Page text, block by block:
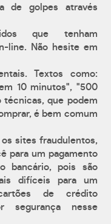
de golpes através
que tenham
line. Não hesite em
Textos como:
10 minutos", "500
técnicas, que podem
é bem comum
sites fraudulentos,
para um pagamento
bancário, pois são
difíceis para um
de crédito
segurança nesse